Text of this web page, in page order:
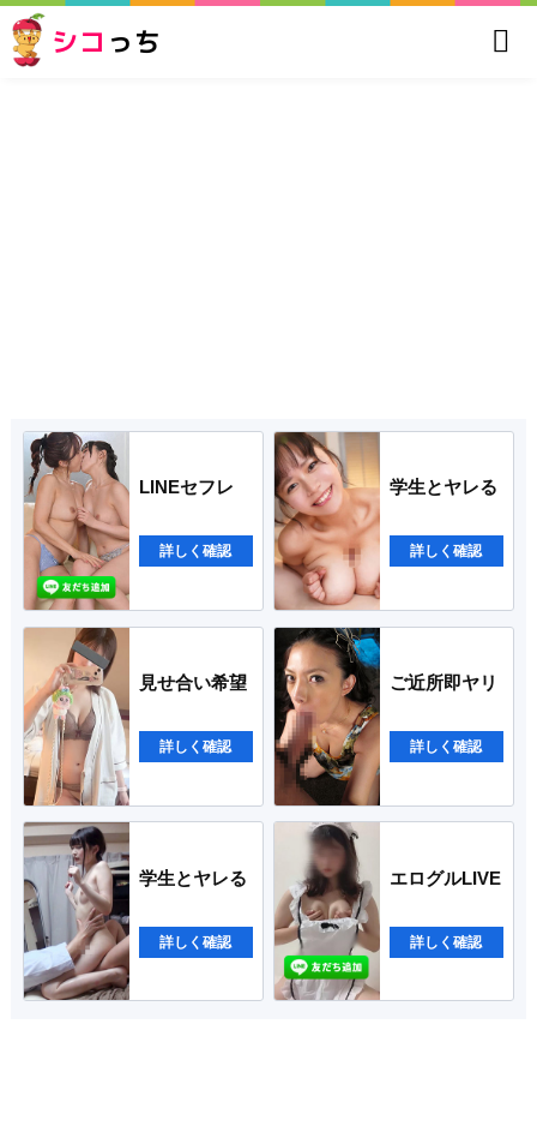
シコ っち
LINEセフレ
詳しく確認
学生とヤレる
詳しく確認
見せ合い希望
詳しく確認
ご近所即ヤリ
詳しく確認
学生とヤレる
詳しく確認
エログルLIVE
詳しく確認